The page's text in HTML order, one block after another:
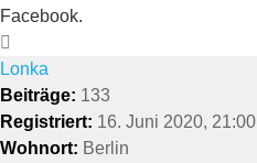
Facebook.
oben
Lonka
Beiträge: 133
Registriert: 16. Juni 2020, 21:00
Wohnort: Berlin